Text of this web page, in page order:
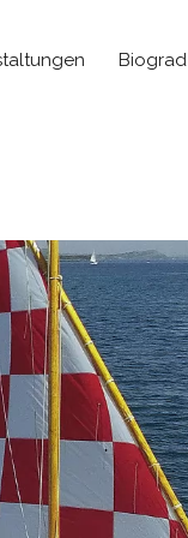
Biograd